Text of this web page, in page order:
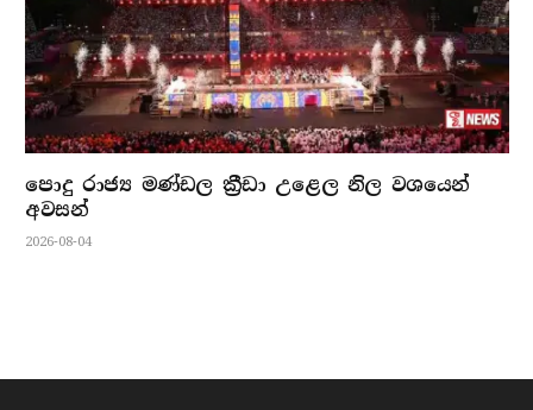
පොදු රාජ්‍ය මණ්ඩල ක්‍රීඩා උළෙල නිල වශයෙන්
අවසන්
2026-08-04